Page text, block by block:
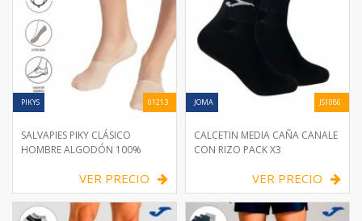
PIKYS 01213
SALVAPIES PIKY CLÁSICO
HOMBRE ALGODÓN 100%
VER PRECIO
JOMA JS1086
CALCETIN MEDIA CAÑA CANALE
CON RIZO PACK X3
VER PRECIO